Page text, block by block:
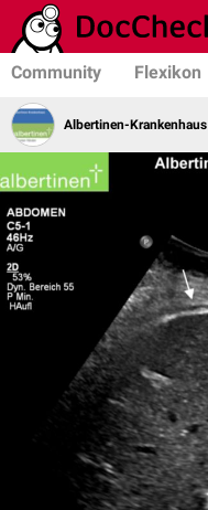
Community Flexikon
Albertinen-Krankenhaus